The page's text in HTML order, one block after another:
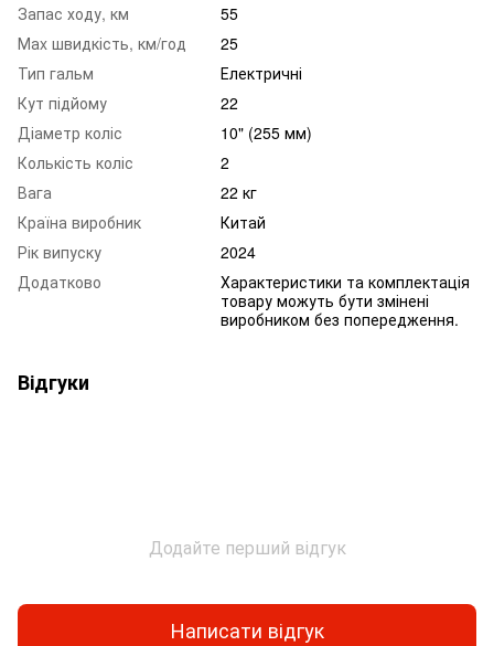
Запас ходу, км
55
Маx швидкість, км/год
25
Тип гальм
Електричні
Кут підйому
22
Діаметр коліс
10" (255 мм)
Колькість коліс
2
Вага
22 кг
Країна виробник
Китай
Рік випуску
2024
Додатково
Характеристики та комплектація
товару можуть бути змінені
виробником без попередження.
Відгуки
Додайте перший відгук
Написати відгук